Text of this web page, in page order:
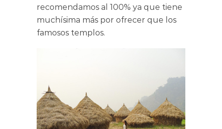
recomendamos al 100% ya que tiene
muchísima más por ofrecer que los
famosos templos.